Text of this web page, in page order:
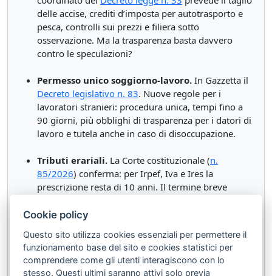
delle accise, crediti d’imposta per autotrasporto e
pesca, controlli sui prezzi e filiera sotto
osservazione. Ma la trasparenza basta davvero
contro le speculazioni?
Permesso unico soggiorno-lavoro. In Gazzetta il
Decreto legislativo n. 83. Nuove regole per i
lavoratori stranieri: procedura unica, tempi fino a
90 giorni, più obblighi di trasparenza per i datori di
lavoro e tutela anche in caso di disoccupazione.
Tributi erariali. La Corte costituzionale (n.
85/2026) conferma: per Irpef, Iva e Ires la
prescrizione resta di 10 anni. Il termine breve
erariali.
Salvis Juribus
Mister Lex
Cookie policy
Questo sito utilizza cookies essenziali per permettere il
funzionamento base del sito e cookies statistici per
comprendere come gli utenti interagiscono con lo
stesso. Questi ultimi saranno attivi solo previa